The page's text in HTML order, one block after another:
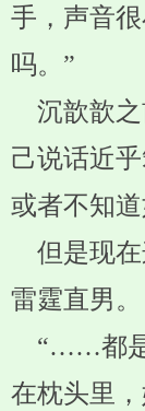
手，声音
吗。”
沉歆歆之
己说话近
或者不知道
但是现在
雷霆直男。
“……都是
在枕头里